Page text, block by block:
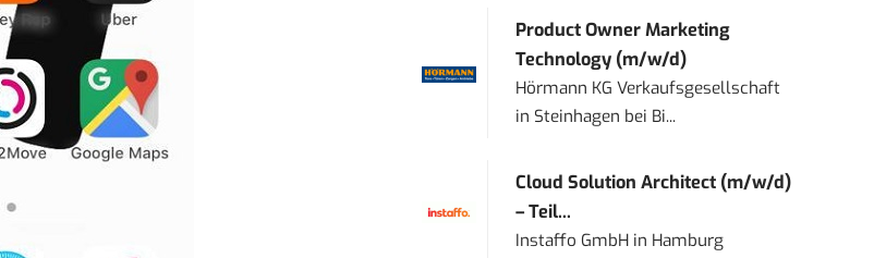
Product Owner Marketing
Technology (m/w/d)
Hörmann KG Verkaufsgesellschaft
in Steinhagen bei Bi...
Cloud Solution Architect (m/w/d)
– Teil...
Instaffo GmbH in Hamburg